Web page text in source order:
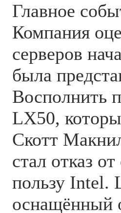
Главное
Компания
серверов
была
Восполнить
LX50,
Скотт
стал отказ
пользу Intel.
оснащённый